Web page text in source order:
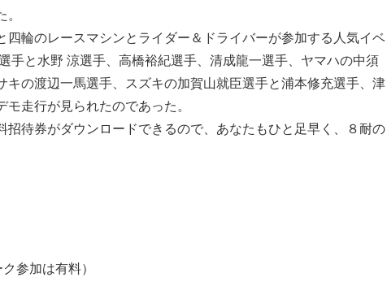
輪のレースマシンとライダー＆ドライバーが参加する人気イベ
手と水野 涼選手、高橋裕紀選手、清成龍一選手、ヤマハの中須
の渡辺一馬選手、スズキの加賀山就臣選手と浦本修充選手、津
走行が見られたのであった。
待券がダウンロードできるので、あなたもひと足早く、８耐の
参加は有料）